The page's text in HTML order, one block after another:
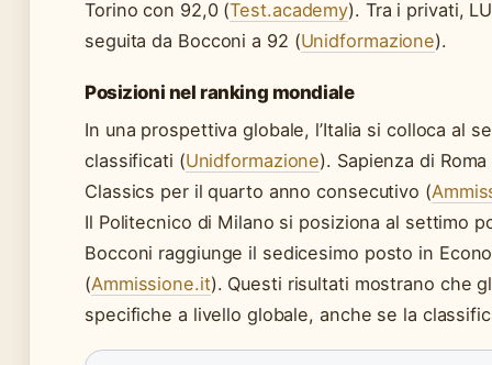
Torino con 92,0 (Test.academy). Tra i privati,
seguita da Bocconi a 92 (Unidformazione).
Posizioni nel ranking mondiale
In una prospettiva globale, l’Italia si colloca al
classificati (Unidformazione). Sapienza di
Classics per il quarto anno consecutivo (
Il Politecnico di Milano si posiziona al settimo
Bocconi raggiunge il sedicesimo posto in
(Ammissione.it). Questi risultati mostrano che
specifiche a livello globale, anche se la